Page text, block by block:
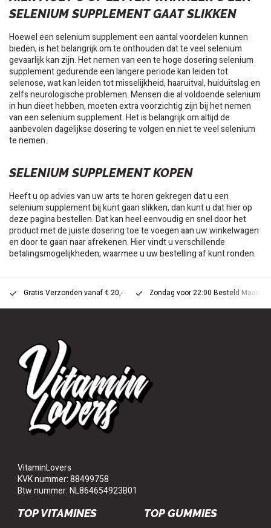
SELENIUM SUPPLEMENT GAAT SLIKKEN
Hoewel een selenium supplement een aantal voordelen kunnen
bieden, is het belangrijk om te onthouden dat te veel selenium
gevaarlijk kan zijn. Het nemen van een te hoge dosering selenium
supplement gedurende een langere periode kan leiden tot
selenose, wat kan leiden tot misselijkheid, haaruitval, huiduitslag en
zelfs neurologische problemen. Mensen die al voldoende selenium
in hun dieet hebben, moeten extra voorzichtig zijn bij het nemen
van een selenium supplement. Het is belangrijk om altijd de
aanbevolen dagelijkse dosering te volgen en niet te veel selenium
te nemen.
SELENIUM SUPPLEMENT KOPEN
Heeft u op advies van uw arts te horen gekregen dat u een
selenium supplement bij kunt gaan slikken, dan kunt u dat hier op
deze pagina bestellen. Dat kan heel eenvoudig en snel door het
product met de juiste dosering toe te voegen aan uw winkelwagen
en door te gaan naar afrekenen. Hier vindt u verschillende
betalingsmogelijkheden, waarmee u uw bestelling af kunt ronden.
Gratis Verzonden vanaf € 20,- Zondag voor 22:00 Besteld
VitaminLovers
KVK nummer: 88499758
Btw nummer: NL864654923B01
TOP VITAMINES
TOP GUMMIES